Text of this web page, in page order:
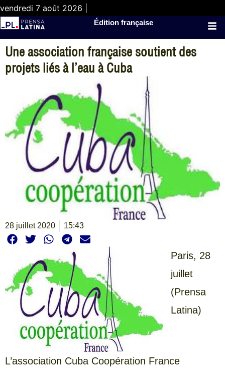
vendredi 7 août 2026 |
Édition française
Une association française soutient des
projets liés à l’eau à Cuba
28 juillet 2020 15:43
Paris, 28
juillet
(Prensa
Latina)
L’association Cuba Coopération France